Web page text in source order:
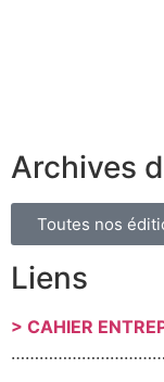
Archives
Toutes nos
Liens
> CAHIER